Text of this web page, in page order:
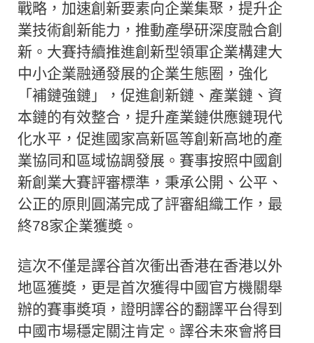
戰略，加速創新要素向企業集聚，提升企
業技術創新能力，推動產學研深度融合創
新。大賽持續推進創新型領軍企業構建大
中小企業融通發展的企業生態圈，強化
「補鏈強鏈」，促進創新鏈、產業鏈、資
本鏈的有效整合，提升產業鏈供應鏈現代
化水平，促進國家高新區等創新高地的產
業協同和區域協調發展。賽事按照中國創
新創業大賽評審標準，秉承公開、公平、
公正的原則圓滿完成了評審組織工作，最
終78家企業獲奬。
這次不僅是譯谷首次衝出香港在香港以外
地區獲奬，更是首次獲得中國官方機關舉
辦的賽事奬項，證明譯谷的翻譯平台得到
中國市場穩定關注肯定。譯谷未來會將目